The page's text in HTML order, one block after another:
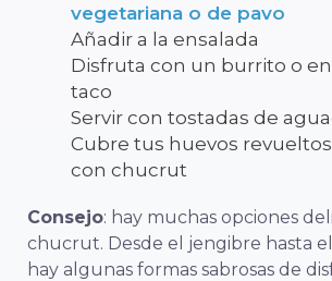
vegetariana o de pavo
Añadir a la ensalada
Disfruta con un burrito o
taco
Servir con tostadas de
Cubre tus huevos
con chucrut
Consejo: hay muchas opciones
chucrut. Desde el jengibre hasta
hay algunas formas sabrosas de